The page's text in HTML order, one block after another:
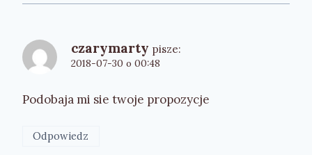
czarymarty pisze:
2018-07-30 o 00:48
Podobaja mi sie twoje propozycje
Odpowiedz